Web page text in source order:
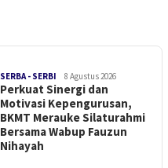
SERBA - SERBI 8 Agustus 2026
Perkuat Sinergi dan
Motivasi Kepengurusan,
BKMT Merauke Silaturahmi
Bersama Wabup Fauzun
Nihayah